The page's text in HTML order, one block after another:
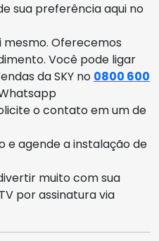
sua preferência aqui no
mesmo. Oferecemos
Você pode ligar
da SKY no 0800 600
o contato em um de
e agende a instalação de
muito com sua
por assinatura via